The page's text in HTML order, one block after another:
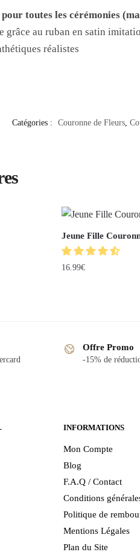
toutes les cérémonies
grâce au ruban en satin
réalistes
Catégories : Couronne de Fleurs,
Jeune Fille
16.99€
Offre Promo
-15% de
INFORMATIONS
Mon Compte
Blog
F.A.Q / Contact
Conditions
Politique de
Mentions Légales
Plan du Site